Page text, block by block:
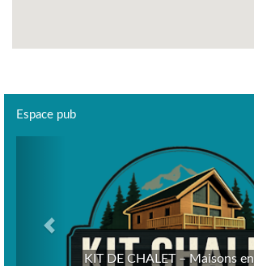
Espace pub
KIT DE CHALET – Maisons en